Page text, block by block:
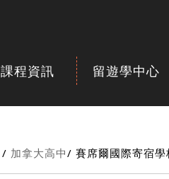
課程資訊 留遊學中心
加拿大高中 賽席爾國際寄宿